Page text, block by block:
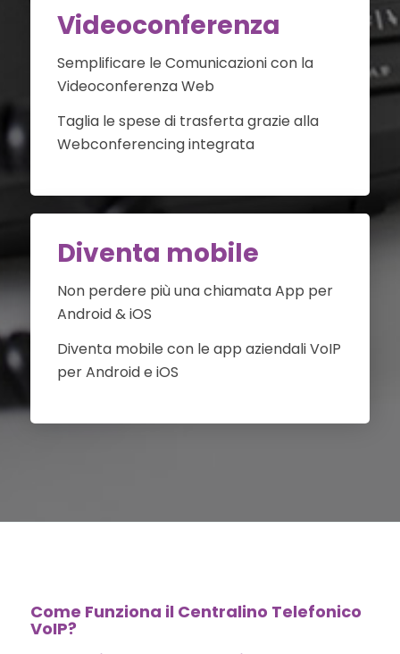
Videoconferenza
Semplificare le Comunicazioni con la
Videoconferenza Web
Taglia le spese di trasferta grazie alla
Webconferencing integrata
Diventa mobile
Non perdere più una chiamata App per
Android & iOS
Diventa mobile con le app aziendali VoIP
per Android e iOS
Come Funziona il Centralino Telefonico
VoIP?